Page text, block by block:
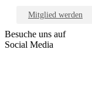
Mitglied werden
Besuche uns auf
Social Media